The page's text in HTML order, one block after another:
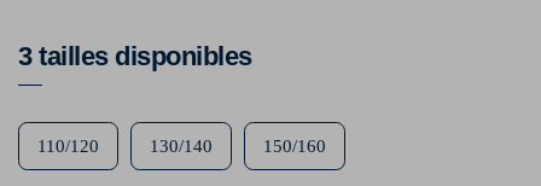
3 tailles disponibles
110/120 130/140 150/160